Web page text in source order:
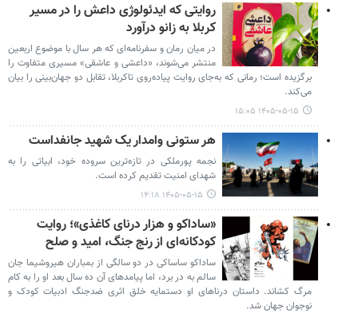
روایتی که ایدئولوژی داعش را در مسیر
کربلا به زانو درآورد
در میان رمان و سفرنامه‌ای که هر سال با موضوع اربعین
منتشر می‌شوند، «داعشی و عاشقی» مسیری متفاوت را
برگزیده است؛ رمانی که به‌جای روایت پیاده‌روی تاکربلا، تقابل دو جهان‌بینی را بیان
می‌کند.
۱۴۰۵-۰۵-۱۵ ۱۵:۰۵
هر ستونی وامدار یک شهید جانفداست
نجمه پورملکی در تازه‌ترین سروده خود، ابیاتی را به
شهدای امنیت تقدیم کرده است.
۱۴۰۵-۰۵-۱۵ ۱۴:۱۸
«ساداکو و هزار درنای کاغذی»؛ روایت
کودکانه‌ای از رنج جنگ، امید و صلح
ساداکو ساساکی در دو سالگی از بمباران هیروشیما جان
سالم به در برد، اما پیامدهای آن ده سال بعد او را به کام
مرگ کشاند. داستان درناهای او دستمایه خلق اثری ضدجنگ ادبیات کودک و
نوجوان جهان شد.